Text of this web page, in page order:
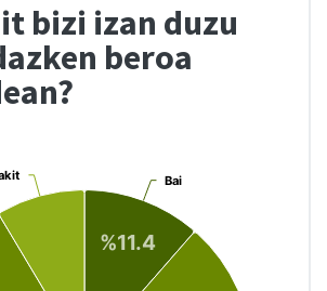
bizi izan duzu
beroa
3 slices.
Bai
Bai
%11.4